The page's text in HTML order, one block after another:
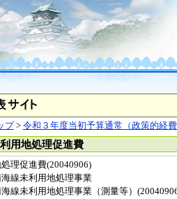
プ> 令和３年度当初予算通常（政策的経
用地処理促進費
処理促進費(20040906)
海線未利用地処理事業
海線未利用地処理事業（測量等）